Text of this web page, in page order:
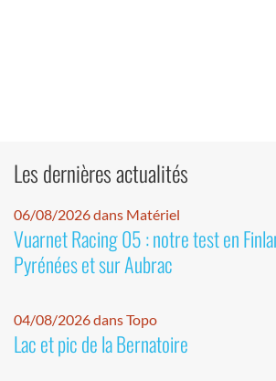
Les dernières actualités
06/08/2026 dans Matériel
Vuarnet Racing 05 : notre test en
Pyrénées et sur Aubrac
04/08/2026 dans Topo
Lac et pic de la Bernatoire